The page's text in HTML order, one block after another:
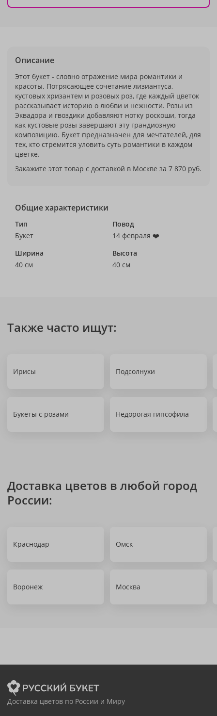
Описание
Этот букет - словно отражение мира романтики и
красоты. Потрясающее сочетание лизиантуса,
кустовых хризантем и розовых роз, где каждый цветок
рассказывает историю о любви и нежности. Розы из
Эквадора и гвоздики добавляют нотку роскоши, тогда
как кустовые розы завершают эту грандиозную
композицию. Букет предназначен для мечтателей, для
тех, кто стремится уловить суть романтики в каждом
цветке.
Закажите этот товар с доставкой в Москве за 7 870 руб.
Общие характеристики
Тип
Букет
Повод
14 февраля ❤️
Ширина
40 см
Высота
40 см
Также часто ищут:
Ирисы Подсолнухи
Букеты с розами Недорогая гипсофила
Доставка цветов в любой город
России:
Краснодар Омск
Воронеж Москва
Доставка цветов по России и Миру